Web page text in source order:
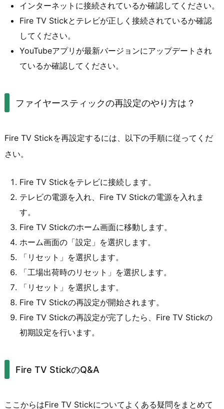
インターネットに接続されているか確認してください。
Fire TV Stickとテレビが正しく接続されているか確認
してください。
YouTubeアプリが最新バージョンにアップデートされ
ているか確認してください。
ファイヤースティックの再設定のやり方は？
Fire TV Stickを再設定するには、以下の手順に従ってくだ
さい。
Fire TV Stickをテレビに接続します。
テレビの電源を入れ、Fire TV Stickの電源を入れま
す。
Fire TV Stickのホーム画面に移動します。
ホーム画面の「設定」を選択します。
「リセット」を選択します。
「工場出荷時のリセット」を選択します。
「リセット」を選択します。
Fire TV Stickの再設定が開始されます。
Fire TV Stickの再設定が完了したら、Fire TV Stickの
初期設定を行います。
Fire TV StickのQ&A
ここからはFire TV Stickについてよくある疑問をまとめて